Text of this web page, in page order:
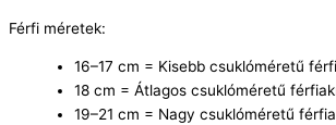
Férfi méretek:
16–17 cm = Kisebb csuklóméretű
18 cm = Átlagos csuklóméretű
19–21 cm = Nagy csuklóméretű